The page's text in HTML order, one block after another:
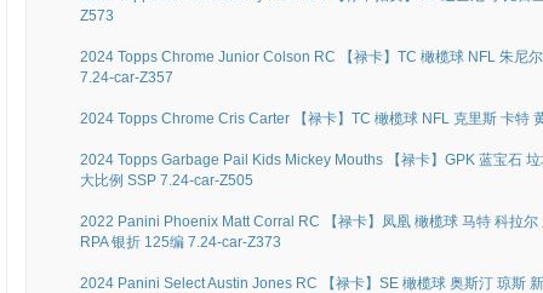
Z573
2024 Topps Chrome Junior Colson RC 【禄卡】TC 橄榄球 NFL 朱尼
7.24-car-Z357
2024 Topps Chrome Cris Carter 【禄卡】TC 橄榄球 NFL 克里斯 卡特
2024 Topps Garbage Pail Kids Mickey Mouths 【禄卡】GPK 蓝宝石
大比例 SSP 7.24-car-Z505
2022 Panini Phoenix Matt Corral RC 【禄卡】凤凰 橄榄球 马特 科拉
RPA 银折 125编 7.24-car-Z373
2024 Panini Select Austin Jones RC 【禄卡】SE 橄榄球 奥斯汀 琼斯